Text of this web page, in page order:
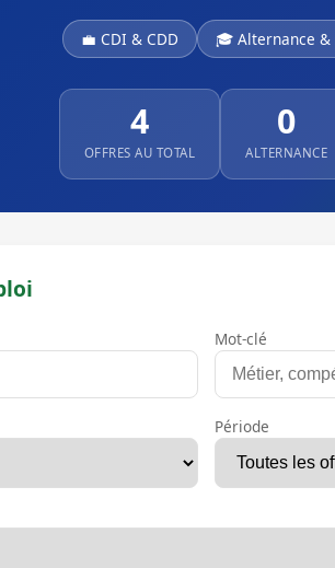
💼 CDI & CDD 🎓 Alternance &
4
OFFRES AU TOTAL
0
ALTERNANCE
Mot-clé
Période